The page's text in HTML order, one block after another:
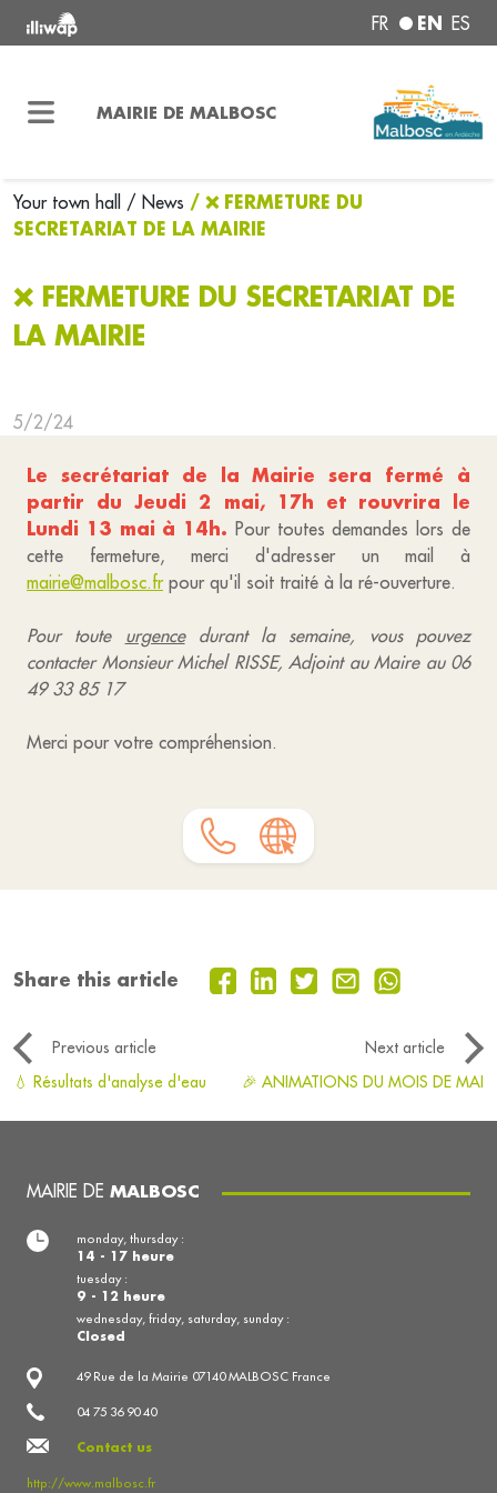
FR EN ES
MAIRIE DE MALBOSC
Your town hall / News / ❌ FERMETURE DU
SECRETARIAT DE LA MAIRIE
❌ FERMETURE DU SECRETARIAT DE
LA MAIRIE
5/2/24
Le secrétariat de la Mairie sera fermé à
partir du Jeudi 2 mai, 17h et rouvrira le
Lundi 13 mai à 14h. Pour toutes demandes lors de
cette fermeture, merci d'adresser un mail à
mairie@malbosc.frpour qu'il soit traité à la ré-ouverture.
Pour toute urgencedurant la semaine, vous pouvez
contacter Monsieur Michel RISSE, Adjoint au Maire au 06
49 33 85 17
Merci pour votre compréhension.
Share this article
Previous article
Next article
💧 Résultats d'analyse d'eau
🎉 ANIMATIONS DU MOIS DE MAI
MAIRIE DE MALBOSC
49 Rue de la Mairie 07140 MALBOSC France
04 75 36 90 40
Contact us
http://www.malbosc.fr
monday, thursday :
14 - 17 heure
tuesday :
9 - 12 heure
wednesday, friday, saturday, sunday :
Closed